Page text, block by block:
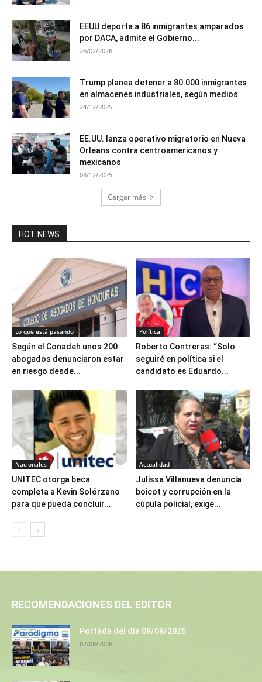
EEUU deporta a 86 inmigrantes amparados
por DACA, admite el Gobierno...
26/02/2026
Trump planea detener a 80.000 inmigrantes
en almacenes industriales, según medios
24/12/2025
EE.UU. lanza operativo migratorio en Nueva
Orleans contra centroamericanos y
mexicanos
03/12/2025
Cargar más
HOT NEWS
Lo que está pasando
Según el Conadeh unos 200
abogados denunciaron estar
en riesgo desde...
Política
Roberto Contreras: “Solo
seguiré en política si el
candidato es Eduardo...
Nacionales
UNITEC otorga beca
completa a Kevin Solórzano
para que pueda concluir...
Actualidad
Julissa Villanueva denuncia
boicot y corrupción en la
cúpula policial, exige...
RECOMENDACIONES DEL EDITOR
Portada del día 08/08/2026
07/08/2026